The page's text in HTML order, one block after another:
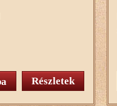
Részletek